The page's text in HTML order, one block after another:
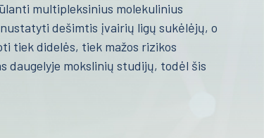
multipleksinius molekulinius
dešimtis įvairių ligų sukėlėjų, o
tiek didelės, tiek mažos rizikos
daugelyje mokslinių studijų, todėl šis